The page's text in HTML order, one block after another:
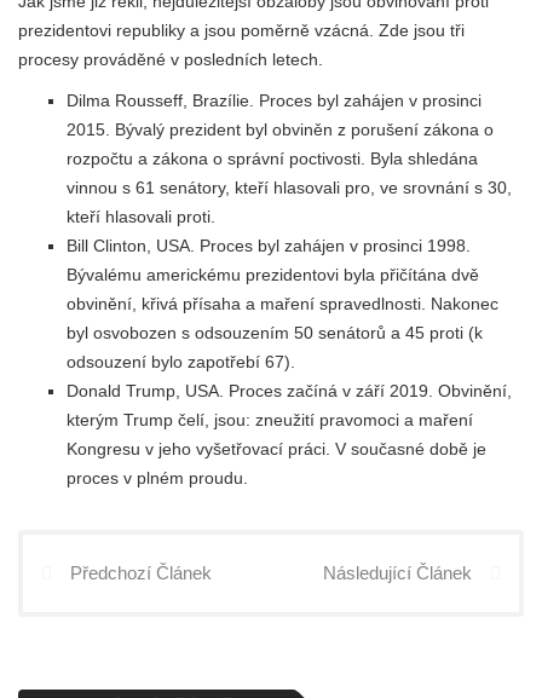
prezidentovi republiky a jsou poměrně vzácná. Zde jsou tři
procesy prováděné v posledních letech.
Dilma Rousseff, Brazílie. Proces byl zahájen v prosinci
2015. Bývalý prezident byl obviněn z porušení zákona o
rozpočtu a zákona o správní poctivosti. Byla shledána
vinnou s 61 senátory, kteří hlasovali pro, ve srovnání s 30,
kteří hlasovali proti.
Bill Clinton, USA. Proces byl zahájen v prosinci 1998.
Bývalému americkému prezidentovi byla přičítána dvě
obvinění, křivá přísaha a maření spravedlnosti. Nakonec
byl osvobozen s odsouzením 50 senátorů a 45 proti (k
odsouzení bylo zapotřebí 67).
Donald Trump, USA. Proces začíná v září 2019. Obvinění,
kterým Trump čelí, jsou: zneužití pravomoci a maření
Kongresu v jeho vyšetřovací práci. V současné době je
proces v plném proudu.
Předchozí Článek Následující Článek